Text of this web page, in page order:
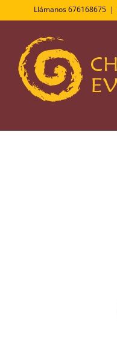
contenido
Llámanos 676168675 |